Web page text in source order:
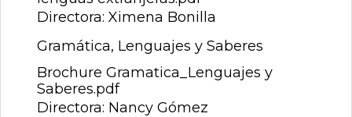
Directora: Ximena Bonilla
Gramática, Lenguajes y Saberes
Brochure Gramatica_Lenguajes y
Saberes.pdf
Directora: Nancy Gómez